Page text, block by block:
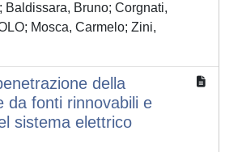
Baldissara, Bruno; Corgnati,
Mosca, Carmelo; Zini,
della
da fonti rinnovabili e
sistema elettrico